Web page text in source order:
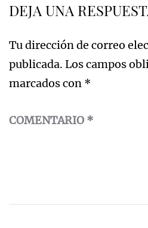
DEJA UNA
Tu dirección de correo
publicada. Los campos
marcados con *
COMENTARIO *